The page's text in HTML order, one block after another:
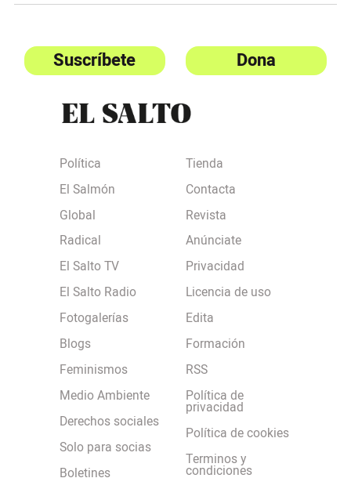
Suscríbete Dona
Política
El Salmón
Global
Radical
El Salto TV
El Salto Radio
Fotogalerías
Blogs
Feminismos
Medio Ambiente
Derechos sociales
Solo para socias
Boletines
Tienda
Contacta
Revista
Anúnciate
Privacidad
Licencia de uso
Edita
Formación
RSS
Política de
privacidad
Política de cookies
Terminos y
condiciones